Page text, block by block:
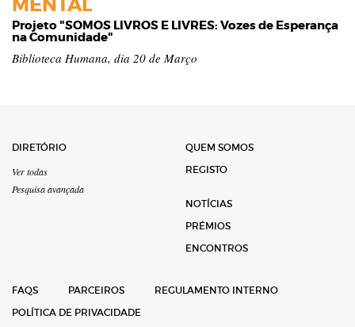
MENTAL
Projeto "SOMOS LIVROS E LIVRES: Vozes de Esperança
na Comunidade"
Biblioteca Humana, dia 20 de Março
DIRETÓRIO
Ver todas
Pesquisa avançada
QUEM SOMOS
REGISTO
NOTÍCIAS
PRÉMIOS
ENCONTROS
FAQS PARCEIROS
REGULAMENTO INTERNO
POLÍTICA DE PRIVACIDADE